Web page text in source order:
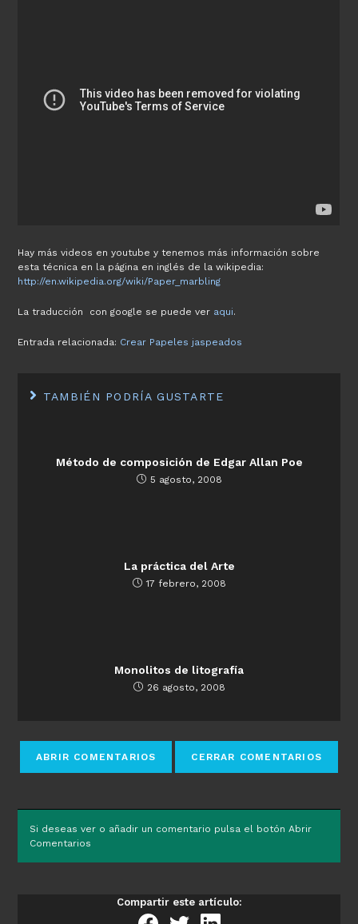
Hay más videos en youtube y tenemos más información sobre
esta técnica en la página en inglés de la wikipedia:
http://en.wikipedia.org/wiki/Paper_marbling
La traducción con google se puede ver aqui.
Entrada relacionada: Crear Papeles jaspeados
TAMBIÉN PODRÍA GUSTARTE
Método de composición de Edgar Allan Poe
5 agosto, 2008
La práctica del Arte
17 febrero, 2008
Monolitos de litografía
26 agosto, 2008
Si deseas ver o añadir un comentario pulsa el botón Abrir
Comentarios
Compartir este artículo: